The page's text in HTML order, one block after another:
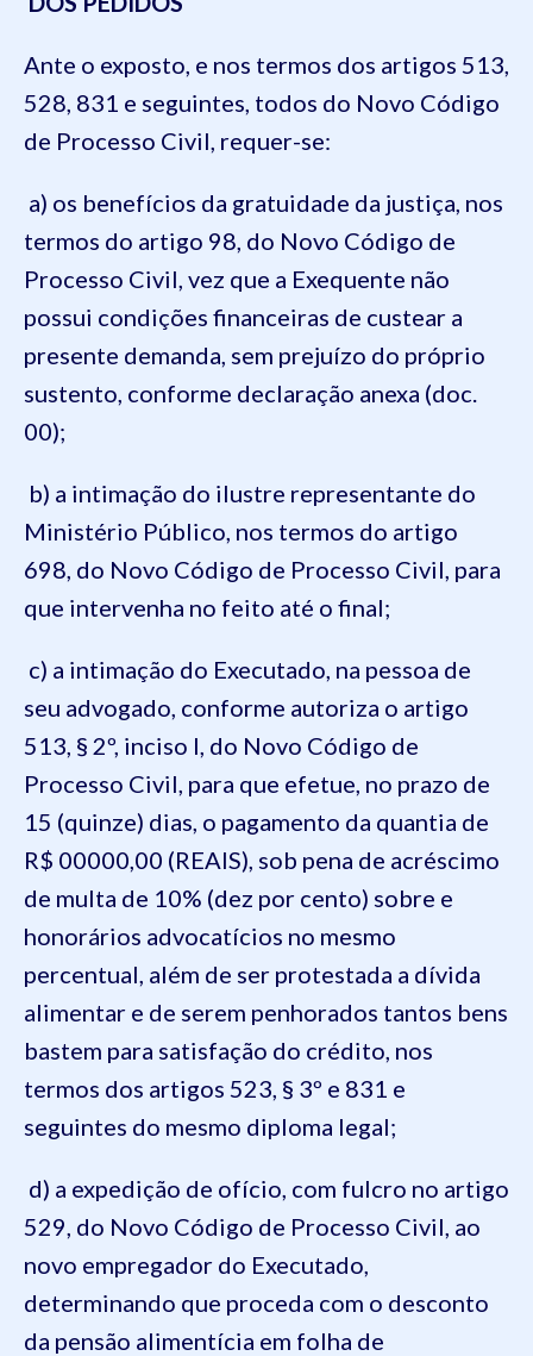
Ante o exposto, e nos termos dos artigos 513,
528, 831 e seguintes, todos do Novo Código
de Processo Civil, requer-se:
a) os benefícios da gratuidade da justiça, nos
termos do artigo 98, do Novo Código de
Processo Civil, vez que a Exequente não
possui condições financeiras de custear a
presente demanda, sem prejuízo do próprio
sustento, conforme declaração anexa (doc.
00);
b) a intimação do ilustre representante do
Ministério Público, nos termos do artigo
698, do Novo Código de Processo Civil, para
que intervenha no feito até o final;
c) a intimação do Executado, na pessoa de
seu advogado, conforme autoriza o artigo
513, § 2º, inciso I, do Novo Código de
Processo Civil, para que efetue, no prazo de
15 (quinze) dias, o pagamento da quantia de
R$ 00000,00 (REAIS), sob pena de acréscimo
de multa de 10% (dez por cento) sobre e
honorários advocatícios no mesmo
percentual, além de ser protestada a dívida
alimentar e de serem penhorados tantos bens
bastem para satisfação do crédito, nos
termos dos artigos 523, § 3º e 831 e
seguintes do mesmo diploma legal;
d) a expedição de ofício, com fulcro no artigo
529, do Novo Código de Processo Civil, ao
novo empregador do Executado,
determinando que proceda com o desconto
da pensão alimentícia em folha de